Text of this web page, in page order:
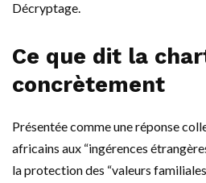
Décryptage.
Ce que dit la
concrètement
Présentée comme une réponse
africains aux “ingérences
la protection des “valeurs